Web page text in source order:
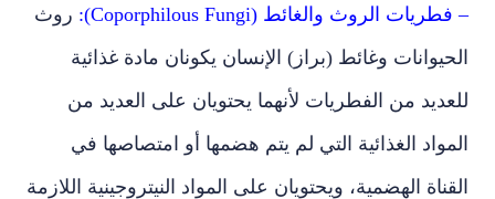
– فطريات الروث والغائط (Coporphilous Fungi):
روث
الحيوانات وغائط (براز) الإنسان يكونان مادة غذائية
للعديد من الفطريات لأنهما يحتويان على العديد من
المواد الغذائية التي لم يتم هضمها أو امتصاصها في
القناة الهضمية، ويحتويان على المواد النيتروجينية اللازمة